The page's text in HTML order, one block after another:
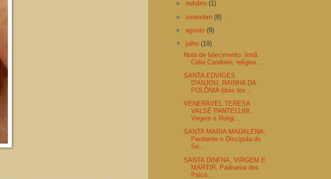
►outubro(1)
►setembro(8)
►agosto(9)
▼ julho(19)
Nota de falecimento: Irmã
Célia Candorin, religios...
SANTA EDVIGES
D'ANJOU, RAINHA DA
POLÔNIA (dois tex...
VENERÁVEL TERESA
VALSÉ PANTELLINI,
Virgem e Religi...
SANTA MARIA MADALENA,
Penitente e Discípula do
Se...
SANTA DINFNA, VIRGEM E
MÁRTIR, Padroeira dos
Psicó...